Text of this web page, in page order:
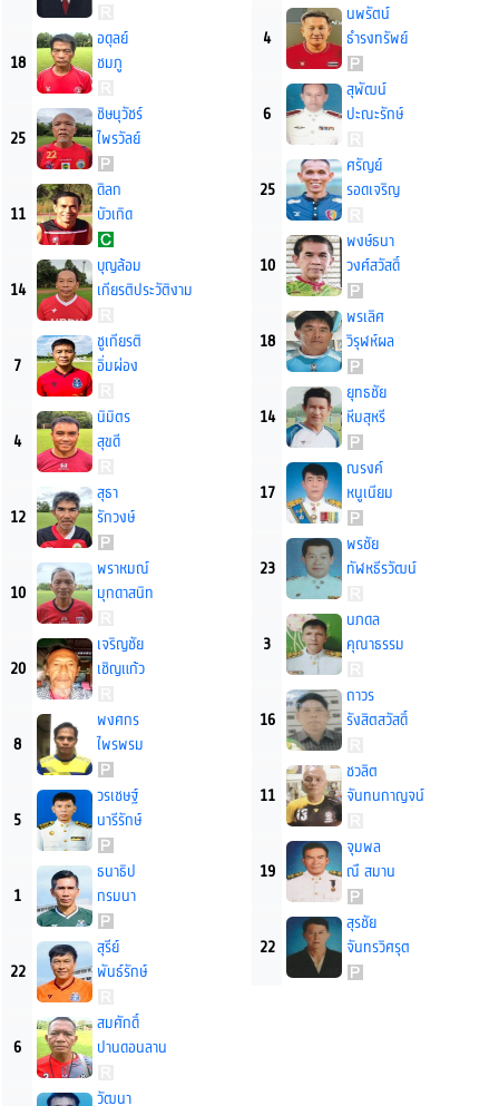
18
อดุลย์
ชมภู
25
ชิษนุวัชร์
ไพรวัลย์
11
ดิลก
บัวเกิด
14
บุญล้อม
เกียรติประวัติงาม
7
ชูเกียรติ
อิ่มผ่อง
4
นิมิตร
สุขดี
12
สุธา
รักวงษ์
10
พราหมณ์
มุกดาสนิท
20
เจริญชัย
เชิญแก้ว
8
พงศกร
ไพรพรม
5
วรเชษฐ์
นารีรักษ์
1
ธนาธิป
กรมนา
22
สุรีย์
พันธ์รักษ์
6
สมศักดิ์
ปานดอนลาน
วัฒนา
4
นพรัตน์
ธำรงทรัพย์
6
สุพัฒน์
ปะณะรักษ์
25
ศรัญย์
รอดเจริญ
10
พงษ์ธนา
วงศ์สวัสดิ์
18
พรเลิศ
วิรุฬห์ผล
14
ยุทธชัย
หีมสุหรี
17
ณรงค์
หนูเนียม
23
พรชัย
ทัฬหธีรวัฒน์
3
นภดล
คุณาธรรม
16
ถาวร
รังสิตสวัสดิ์
11
ชวลิต
จันทนกาญจน์
19
จุมพล
ณื สมาน
22
สุรชัย
จันทรวิศรุต